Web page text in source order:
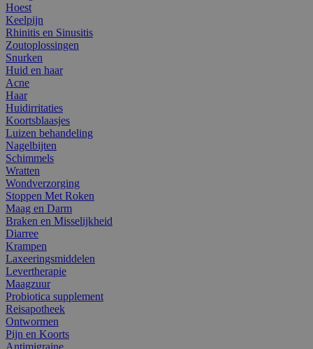
Hoest
Keelpijn
Rhinitis en Sinusitis
Zoutoplossingen
Snurken
Huid en haar
Acne
Haar
Huidirritaties
Koortsblaasjes
Luizen behandeling
Nagelbijten
Schimmels
Wratten
Wondverzorging
Stoppen Met Roken
Maag en Darm
Braken en Misselijkheid
Diarree
Krampen
Laxeeringsmiddelen
Levertherapie
Maagzuur
Probiotica supplement
Reisapotheek
Ontwormen
Pijn en Koorts
Antimigraine